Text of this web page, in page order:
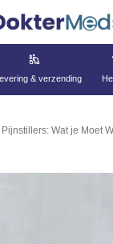
& verzending
Wat je Moet